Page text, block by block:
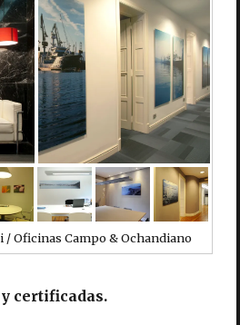
Oficinas Campo & Ochandiano
certificadas.